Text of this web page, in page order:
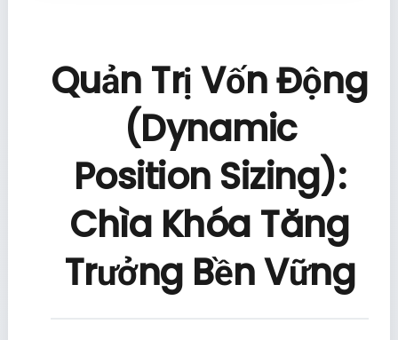
Quản Trị Vốn Động
(Dynamic
Position Sizing):
Chìa Khóa Tăng
Trưởng Bền Vững